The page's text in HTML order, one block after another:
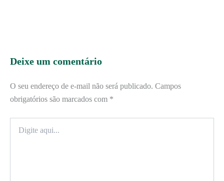
Deixe um comentário
O seu endereço de e-mail não será publicado. Campos
obrigatórios são marcados com *
aqui...